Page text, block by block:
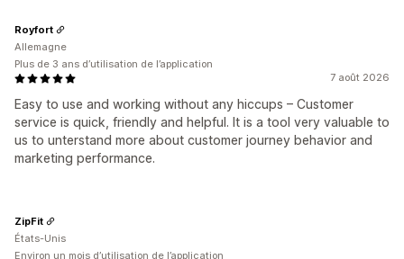
7 août 2026
Easy to use and working without any hiccups – Customer
service is quick, friendly and helpful. It is a tool very valuable to
us to unterstand more about customer journey behavior and
marketing performance.
Royfort
Allemagne
Plus de 3 ans d’utilisation de l’application
ZipFit
États-Unis
Environ un mois d’utilisation de l’application